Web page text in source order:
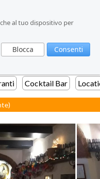
al tuo dispositivo per
Blocca Consenti
al tuo dispositivo per
Blocca Consenti
Cocktail Bar